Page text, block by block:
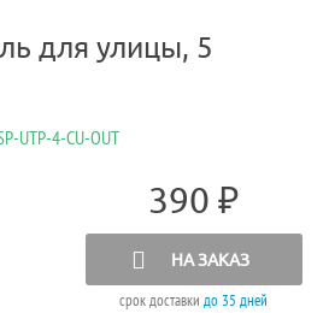
для улицы, 5
UTP-4-CU-OUT
390 ₽
НА ЗАКАЗ
срок доставкидо 35 дней